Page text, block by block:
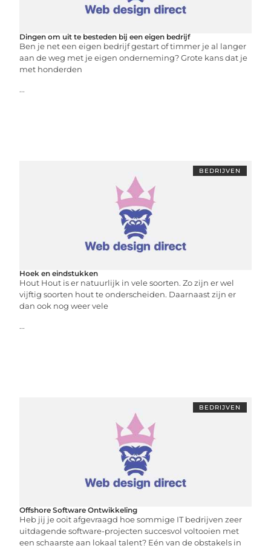
Dingen om uit te besteden bij een eigen bedrijf
Ben je net een eigen bedrijf gestart of timmer je al langer
aan de weg met je eigen onderneming? Grote kans dat je
met honderden
...
BEDRIJVEN
Hoek en eindstukken
Hout Hout is er natuurlijk in vele soorten. Zo zijn er wel
vijftig soorten hout te onderscheiden. Daarnaast zijn er
dan ook nog weer vele
...
BEDRIJVEN
Offshore Software Ontwikkeling
Heb jij je ooit afgevraagd hoe sommige IT bedrijven zeer
uitdagende software-projecten succesvol voltooien met
een schaarste aan lokaal talent? Eén van de obstakels in